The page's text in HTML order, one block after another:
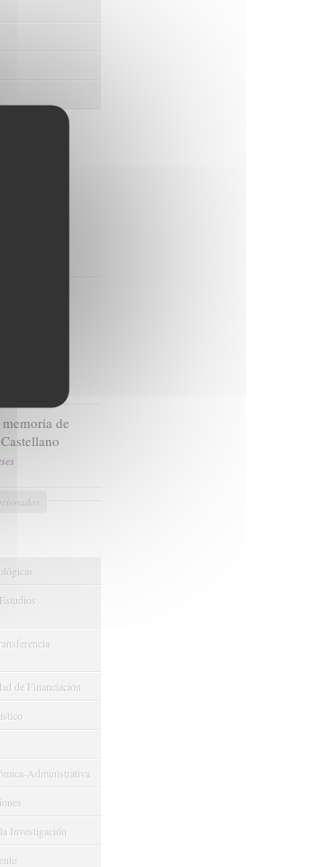
y
de
de Financiación
Administrativa
Investigación